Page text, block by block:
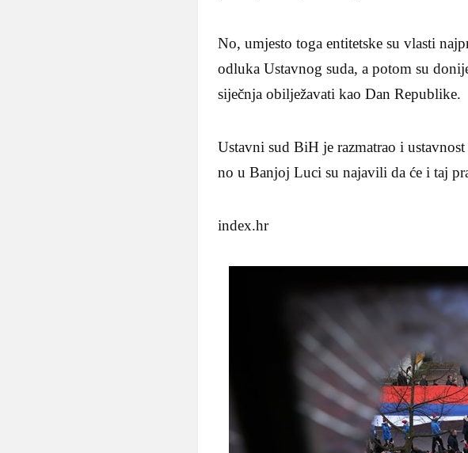
No, umjesto toga entitetske su vlasti
odluka Ustavnog suda, a potom su
siječnja obilježavati kao Dan Republike.
Ustavni sud BiH je razmatrao i
no u Banjoj Luci su najavili da će i taj
index.hr